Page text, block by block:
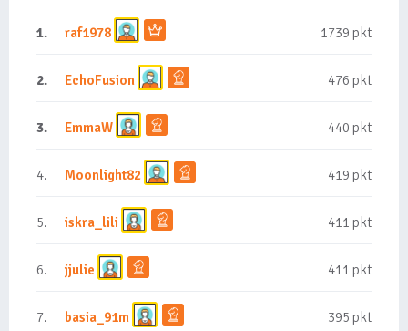
1. raf1978 1739 pkt
2. EchoFusion 476 pkt
3. EmmaW 440 pkt
4. Moonlight82 419 pkt
5. iskra_lili 411 pkt
6. jjulie 411 pkt
7. basia_91m 395 pkt